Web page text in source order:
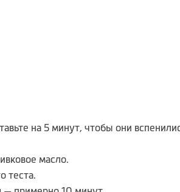
на 5 минут, чтобы они
масло.
теста.